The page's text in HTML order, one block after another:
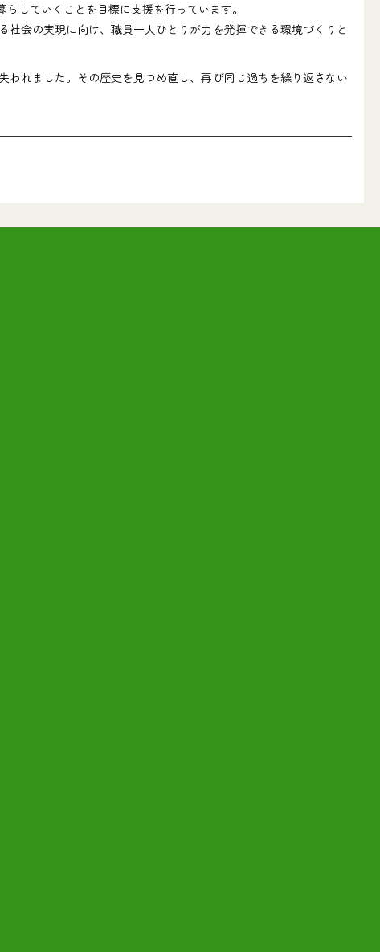
していくことを目標に支援を行っています。
会の実現に向け、職員一人ひとりが力を発揮できる環境づくりと
れました。その歴史を見つめ直し、再び同じ過ちを繰り返さない